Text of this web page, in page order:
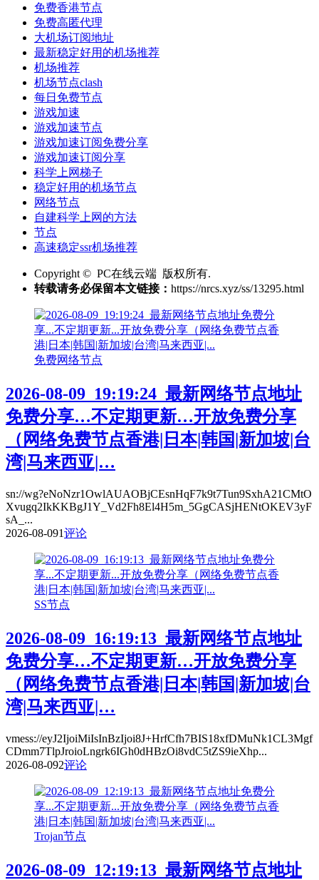
免费香港节点
免费高匿代理
大机场订阅地址
最新稳定好用的机场推荐
机场推荐
机场节点clash
每日免费节点
游戏加速
游戏加速节点
游戏加速订阅免费分享
游戏加速订阅分享
科学上网梯子
稳定好用的机场节点
网络节点
自建科学上网的方法
节点
高速稳定ssr机场推荐
Copyright © PC在线云端 版权所有.
转载请务必保留本文链接： https://nrcs.xyz/ss/13295.html
免费网络节点
2026-08-09_19:19:24_最新网络节点地址
免费分享…不定期更新…开放免费分享
（网络免费节点香港|日本|韩国|新加坡|台
湾|马来西亚|…
sn://wg?eNoNzr1OwlAUAOBjCEsnHqF7k9t7Tun9SxhA21CMtO
Xvugq2IkKKBgJ1Y_Vd2Fh8El4H5m_5GgCASjHENtOKEV3yF
sA_...
2026-08-091评论
SS节点
2026-08-09_16:19:13_最新网络节点地址
免费分享…不定期更新…开放免费分享
（网络免费节点香港|日本|韩国|新加坡|台
湾|马来西亚|…
vmess://eyJ2IjoiMiIsInBzIjoi8J+HrfCfh7BIS18xfDMuNk1CL3Mgf
CDmm7TlpJroioLngrk6IGh0dHBzOi8vdC5tZS9ieXhp...
2026-08-092评论
Trojan节点
2026-08-09_12:19:13_最新网络节点地址